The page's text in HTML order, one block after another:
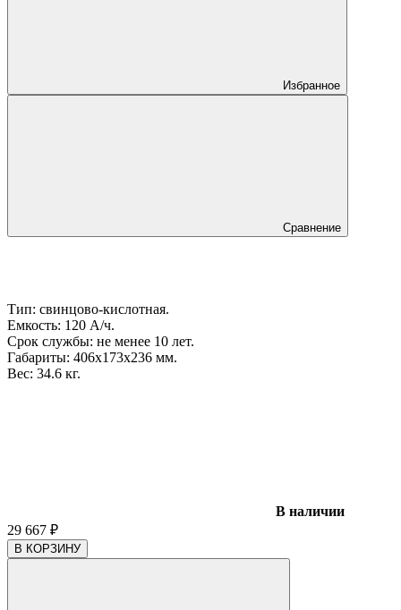
Избранное
Сравнение
Тип: свинцово-кислотная.
Емкость: 120 А/ч.
Срок службы: не менее 10 лет.
Габариты: 406x173x236 мм.
Вес: 34.6 кг.
В наличии
29 667 ₽
В КОРЗИНУ